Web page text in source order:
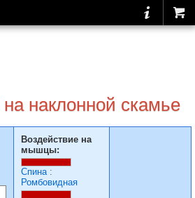
на наклонной скамье
Воздействие на
мышцы:
Спина:
Ромбовидная